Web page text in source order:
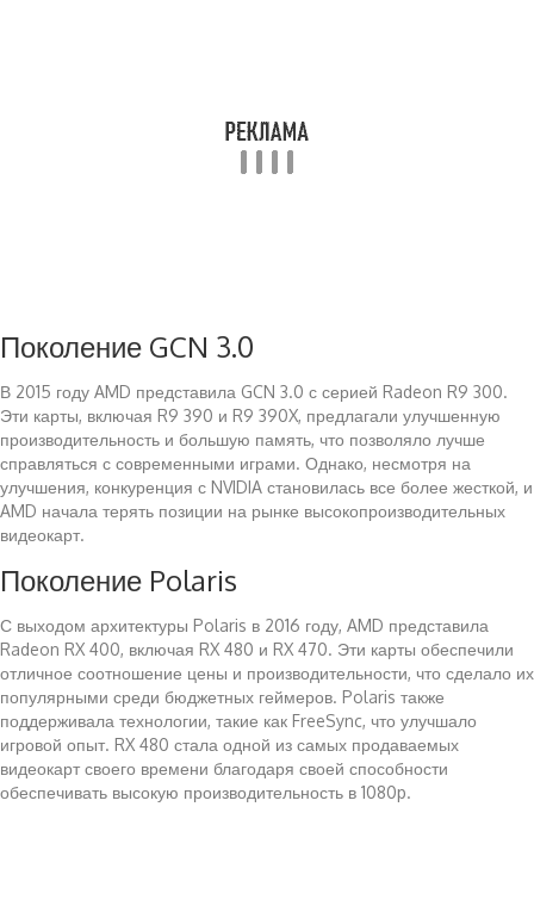
Поколение GCN 3.0
В 2015 году AMD представила GCN 3.0 с серией Radeon R9 300.
Эти карты, включая R9 390 и R9 390X, предлагали улучшенную
производительность и большую память, что позволяло лучше
справляться с современными играми. Однако, несмотря на
улучшения, конкуренция с NVIDIA становилась все более жесткой, и
AMD начала терять позиции на рынке высокопроизводительных
видеокарт.
Поколение Polaris
С выходом архитектуры Polaris в 2016 году, AMD представила
Radeon RX 400, включая RX 480 и RX 470. Эти карты обеспечили
отличное соотношение цены и производительности, что сделало их
популярными среди бюджетных геймеров. Polaris также
поддерживала технологии, такие как FreeSync, что улучшало
игровой опыт. RX 480 стала одной из самых продаваемых
видеокарт своего времени благодаря своей способности
обеспечивать высокую производительность в 1080p.